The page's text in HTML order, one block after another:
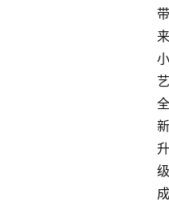
带
来
小
艺
全
新
升
级
成